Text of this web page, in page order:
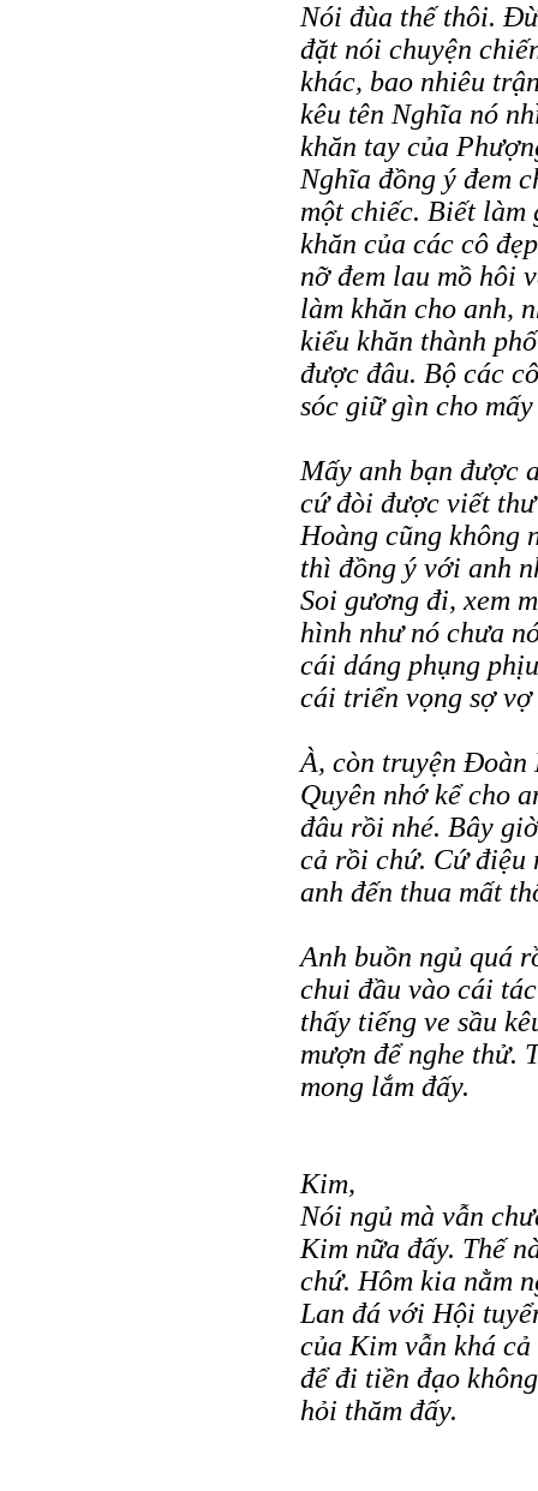
Nói đùa thế thôi.
đặt nói chuyện
khác, bao nhiêu
kêu tên Nghĩa nó
khăn tay của
Nghĩa đồng ý đem
một chiếc. Biết
khăn của các cô
nỡ đem lau mồ hôi
làm khăn cho anh,
kiểu khăn thành
được đâu. Bộ các
sóc giữ gìn cho
Mấy anh bạn được
cứ đòi được viết
Hoàng cũng không
thì đồng ý với anh
Soi gương đi, xem
hình như nó chưa
cái dáng phụng
cái triển vọng sợ vợ
À, còn truyện Đoàn
Quyên nhớ kể cho
đâu rồi nhé. Bây
cả rồi chứ. Cứ điệu
anh đến thua mất
Anh buồn ngủ quá
chui đầu vào cái
thấy tiếng ve sầu
mượn để nghe thử.
mong lắm đấy.
Kim,
Nói ngủ mà vẫn
Kim nữa đấy. Thế
chứ. Hôm kia nằm
Lan đá với Hội
của Kim vẫn khá
để đi tiền đạo
hỏi thăm đấy.